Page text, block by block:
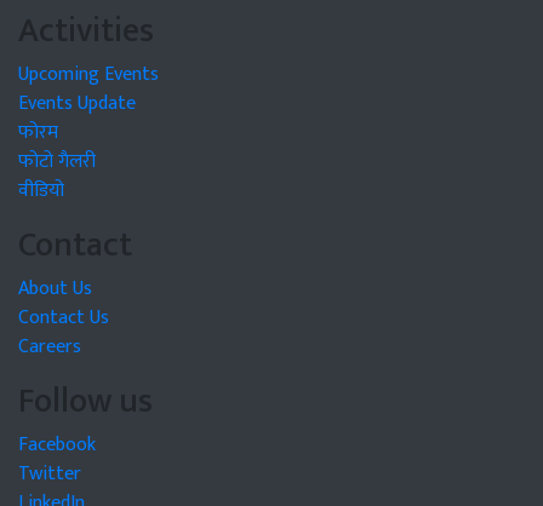
Activities
Upcoming Events
Events Update
फोरम
फोटो गैलरी
वीडियो
Contact
About Us
Contact Us
Careers
Follow us
Facebook
Twitter